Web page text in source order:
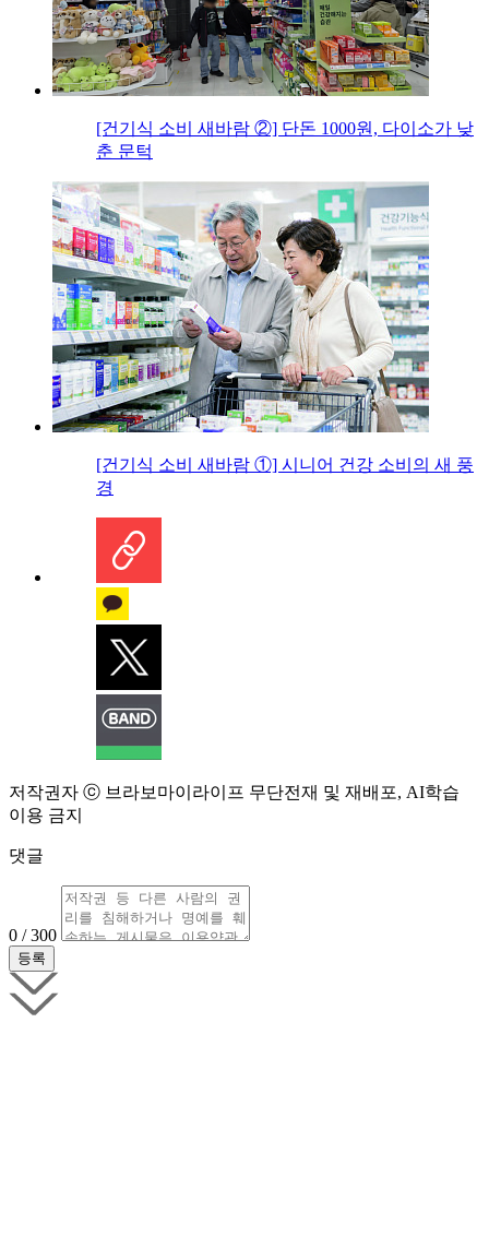
[건기식 소비 새바람 ②] 단돈 1000원, 다이소가 낮
춘 문턱
[건기식 소비 새바람 ①] 시니어 건강 소비의 새 풍
경
저작권자 ⓒ 브라보마이라이프 무단전재 및 재배포, AI학습
이용 금지
댓글
0 / 300